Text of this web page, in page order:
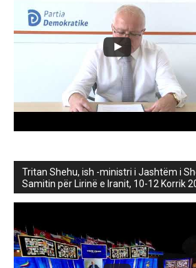
Tritan Shehu, ish -ministri i Jashtëm i
Samitin për Lirinë e Iranit, 10-12 Korrik